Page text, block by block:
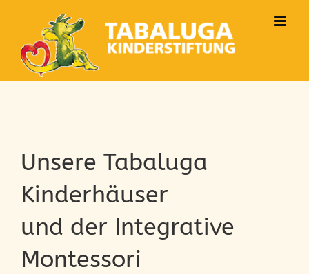
springen
Unsere Tabaluga
Kinderhäuser
und der Integrative
Montessori